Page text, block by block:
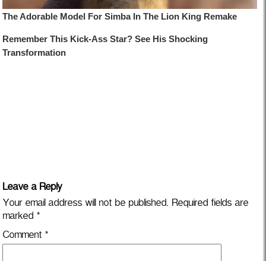
Leave a Reply
Your email address will not be published. Required fields are
marked *
Comment *